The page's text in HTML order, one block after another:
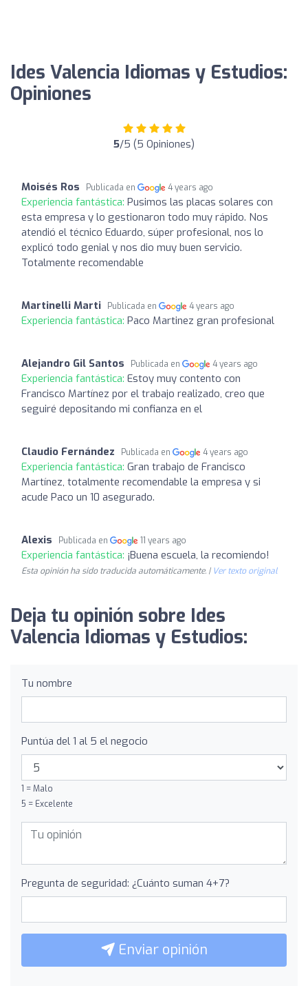
Ides Valencia Idiomas y Estudios:
Opiniones
5/5 (5 Opiniones)
Moisés Ros Publicada en 4 years ago
Experiencia fantástica: Pusimos las placas solares con
esta empresa y lo gestionaron todo muy rápido. Nos
atendió el técnico Eduardo, súper profesional, nos lo
explicó todo genial y nos dio muy buen servicio.
Totalmente recomendable
Martinelli Marti Publicada en 4 years ago
Experiencia fantástica: Paco Martinez gran profesional
Alejandro Gil Santos Publicada en 4 years ago
Experiencia fantástica: Estoy muy contento con
Francisco Martínez por el trabajo realizado, creo que
seguiré depositando mi confianza en el
Claudio Fernández Publicada en 4 years ago
Experiencia fantástica: Gran trabajo de Francisco
Martínez, totalmente recomendable la empresa y si
acude Paco un 10 asegurado.
Alexis Publicada en 11 years ago
Experiencia fantástica: ¡Buena escuela, la recomiendo!
Esta opinión ha sido traducida automáticamente. | Ver texto original
Deja tu opinión sobre Ides
Valencia Idiomas y Estudios:
Tu nombre
Puntúa del 1 al 5 el negocio
1 = Malo
5 = Excelente
Pregunta de seguridad: ¿Cuánto suman 4+7?
Enviar opinión